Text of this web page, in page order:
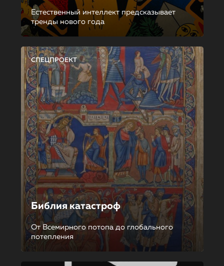
Естественный интеллект предсказывает
тренды нового года
СПЕЦПРОЕКТ
Библия катастроф
От Всемирного потопа до глобального
потепления